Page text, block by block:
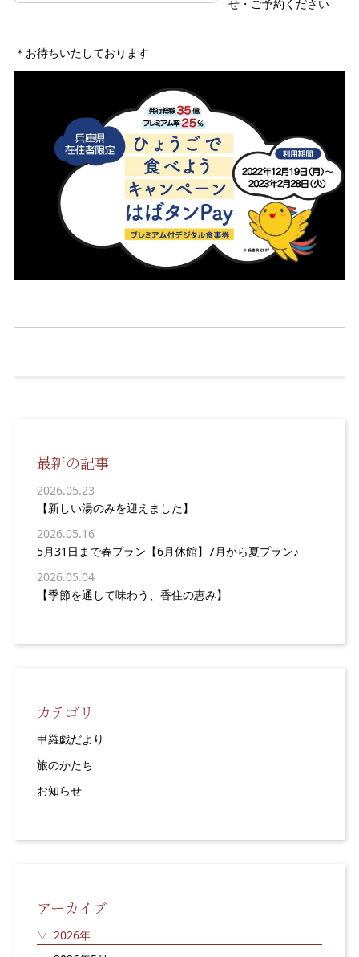
せ・ご予約ください
＊お待ちいたしております
最新の記事
2026.05.23
【新しい湯のみを迎えました】
2026.05.16
5月31日まで春プラン【6月休館】7月から夏プラン♪
2026.05.04
【季節を通して味わう、香住の恵み】
カテゴリ
甲羅戯だより
旅のかたち
お知らせ
アーカイブ
2026年